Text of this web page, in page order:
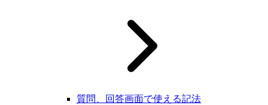
質問、回答画面で使える記法